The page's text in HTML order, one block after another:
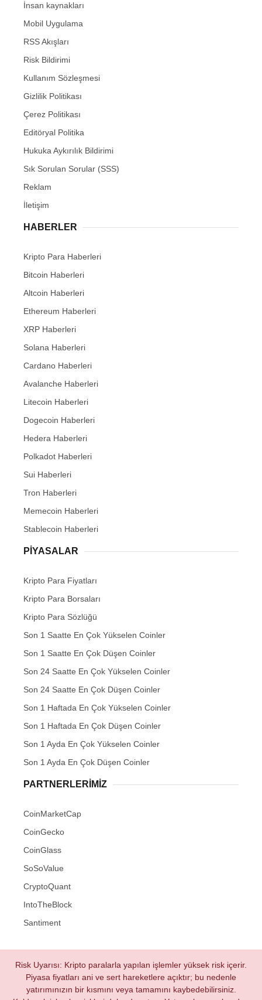
İnsan kaynakları
Mobil Uygulama
RSS Akışları
Risk Bildirimi
Kullanım Sözleşmesi
Gizlilik Politikası
Çerez Politikası
Editöryal Politika
Hukuka Aykırılık Bildirimi
Sık Sorulan Sorular (SSS)
Reklam
İletişim
HABERLER
Kripto Para Haberleri
Bitcoin Haberleri
Altcoin Haberleri
Ethereum Haberleri
XRP Haberleri
Solana Haberleri
Cardano Haberleri
Avalanche Haberleri
Litecoin Haberleri
Dogecoin Haberleri
Hedera Haberleri
Polkadot Haberleri
Sui Haberleri
Tron Haberleri
Memecoin Haberleri
Stablecoin Haberleri
PIYASALAR
Kripto Para Fiyatları
Kripto Para Borsaları
Kripto Para Sözlüğü
Son 1 Saatte En Çok Yükselen Coinler
Son 1 Saatte En Çok Düşen Coinler
Son 24 Saatte En Çok Yükselen Coinler
Son 24 Saatte En Çok Düşen Coinler
Son 1 Haftada En Çok Yükselen Coinler
Son 1 Haftada En Çok Düşen Coinler
Son 1 Ayda En Çok Yükselen Coinler
Son 1 Ayda En Çok Düşen Coinler
PARTNERLERIMIZ
CoinMarketCap
CoinGecko
CoinGlass
SoSoValue
CryptoQuant
IntoTheBlock
Santiment
Risk Uyarısı: Kripto paralarla yapılan işlemler yüksek risk içerir.
Piyasa fiyatları ani ve sert hareketlere açıktır; bu nedenle
yatırımınızın bir kısmını veya tamamını kaybedebilirsiniz.